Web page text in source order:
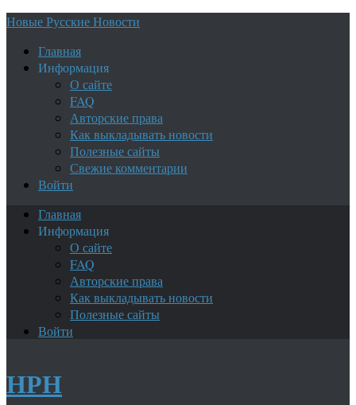
Новые Русские Новости
Главная
Информация
О сайте
FAQ
Авторские права
Как выкладывать новости
Полезные сайты
Свежие комментарии
Войти
Главная
Информация
О сайте
FAQ
Авторские права
Как выкладывать новости
Полезные сайты
Войти
НРН